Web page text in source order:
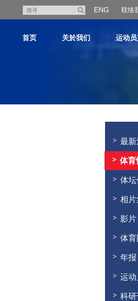
寻
ENG 联络
首页 关於我们 运动
最新
体育
体
相片
影片
体
年报
运
科研